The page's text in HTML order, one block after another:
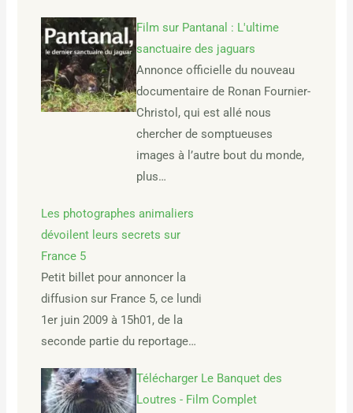
Film sur Pantanal : L'ultime
sanctuaire des jaguars
Annonce officielle du nouveau
documentaire de Ronan Fournier-
Christol, qui est allé nous
chercher de somptueuses
images à l’autre bout du monde,
plus…
Les photographes animaliers
dévoilent leurs secrets sur
France 5
Petit billet pour annoncer la
diffusion sur France 5, ce lundi
1er juin 2009 à 15h01, de la
seconde partie du reportage…
Télécharger Le Banquet des
Loutres - Film Complet